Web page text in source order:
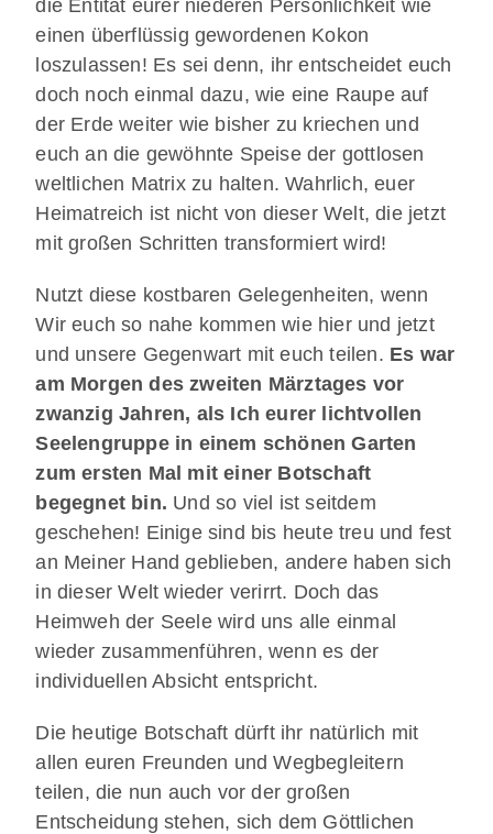
die Entität eurer niederen Persönlichkeit wie
einen überflüssig gewordenen Kokon
loszulassen! Es sei denn, ihr entscheidet euch
doch noch einmal dazu, wie eine Raupe auf
der Erde weiter wie bisher zu kriechen und
euch an die gewöhnte Speise der gottlosen
weltlichen Matrix zu halten. Wahrlich, euer
Heimatreich ist nicht von dieser Welt, die jetzt
mit großen Schritten transformiert wird!
Nutzt diese kostbaren Gelegenheiten, wenn
Wir euch so nahe kommen wie hier und jetzt
und unsere Gegenwart mit euch teilen. Es war
am Morgen des zweiten Märztages vor
zwanzig Jahren, als Ich eurer lichtvollen
Seelengruppe in einem schönen Garten
zum ersten Mal mit einer Botschaft
begegnet bin. Und so viel ist seitdem
geschehen! Einige sind bis heute treu und fest
an Meiner Hand geblieben, andere haben sich
in dieser Welt wieder verirrt. Doch das
Heimweh der Seele wird uns alle einmal
wieder zusammenführen, wenn es der
individuellen Absicht entspricht.
Die heutige Botschaft dürft ihr natürlich mit
allen euren Freunden und Wegbegleitern
teilen, die nun auch vor der großen
Entscheidung stehen, sich dem Göttlichen